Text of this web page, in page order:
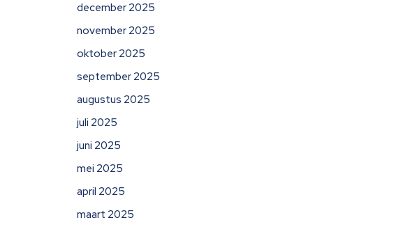
december 2025
november 2025
oktober 2025
september 2025
augustus 2025
juli 2025
juni 2025
mei 2025
april 2025
maart 2025